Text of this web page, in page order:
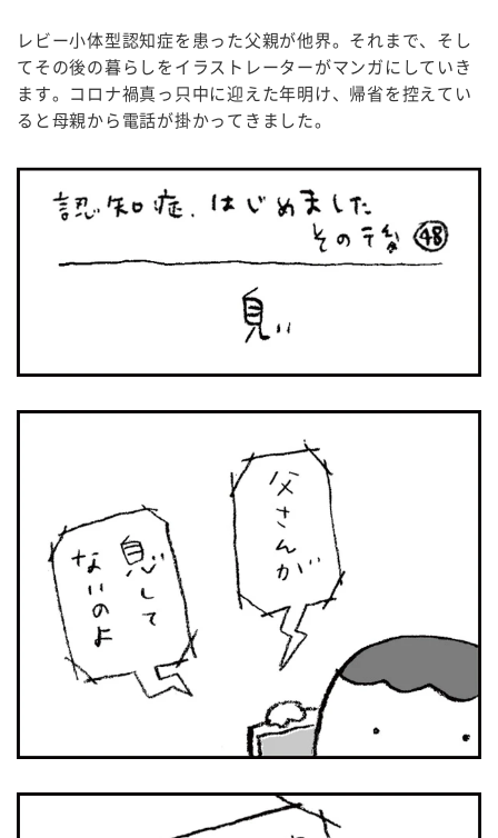
レビー小体型認知症を患った父親が他界。それまで、そし
てその後の暮らしをイラストレーターがマンガにしていき
ます。コロナ禍真っ只中に迎えた年明け、帰省を控えてい
ると母親から電話が掛かってきました。